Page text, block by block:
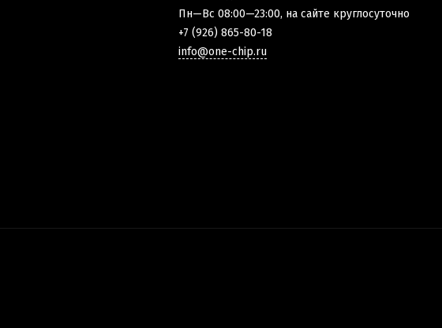
Пн—Вс 08:00—23:00, на сайте круглосуточно
+7 (926) 865-80-18
info@one-chip.ru